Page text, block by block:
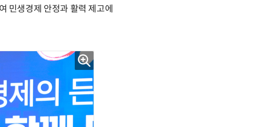
민생경제 안정과 활력 제고에